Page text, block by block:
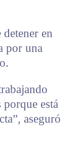
en
por una
está
aseguró